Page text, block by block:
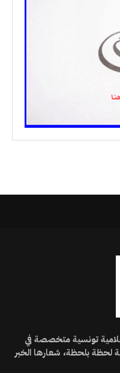
تونسية متخصصة في
لحظة بلحظة، شعارها الخبر